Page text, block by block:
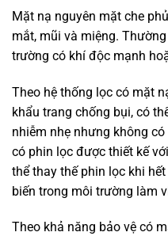
Mặt nạ nguyên mặt che
mắt, mũi và miệng.
trường có khí độc mạnh
Theo hệ thống lọc có mặt
khẩu trang chống bụi, có
nhiễm nhẹ nhưng không
có phin lọc được thiết kế
thể thay thế phin lọc khi
biến trong môi trường làm
Theo khả năng bảo vệ có